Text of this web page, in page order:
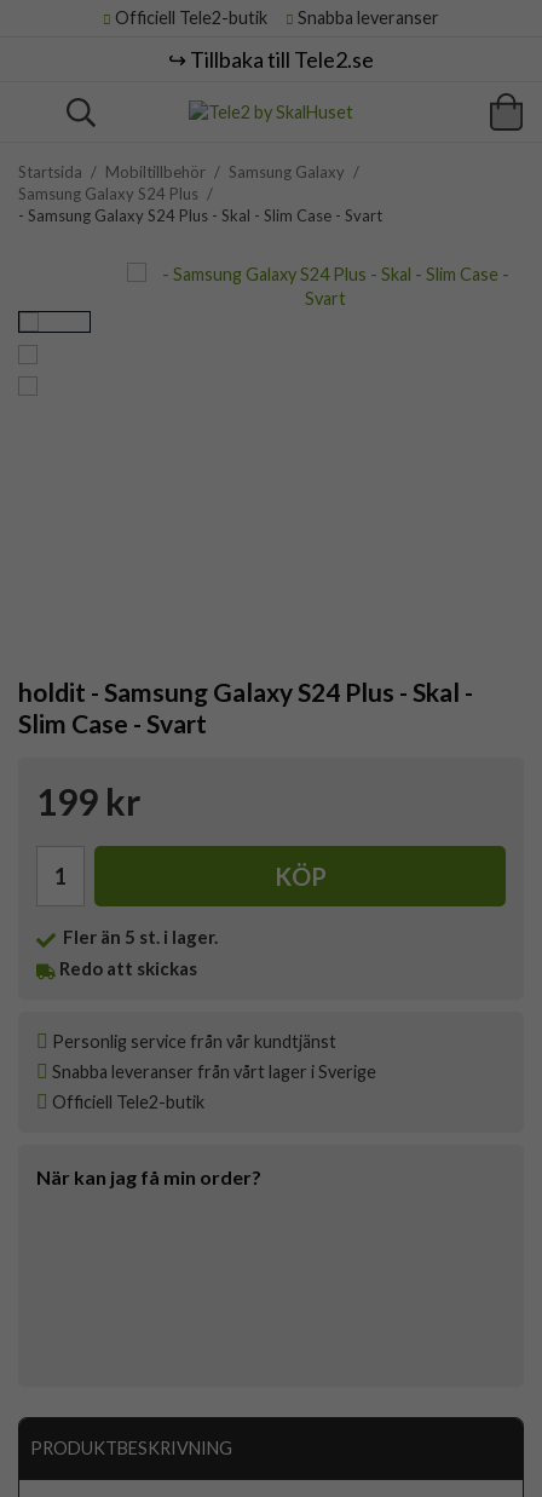
Officiell Tele2-butik Snabba leveranser
↪️ Tillbaka till Tele2.se
Startsida / Mobiltillbehör / Samsung Galaxy /
Samsung Galaxy S24 Plus /
- Samsung Galaxy S24 Plus - Skal - Slim Case - Svart
holdit - Samsung Galaxy S24 Plus - Skal -
Slim Case - Svart
199 kr
KÖP
Fler än 5 st. i lager.
Redo att skickas
Personlig service från vår kundtjänst
Snabba leveranser från vårt lager i Sverige
Officiell Tele2-butik
När kan jag få min order?
PRODUKTBESKRIVNING